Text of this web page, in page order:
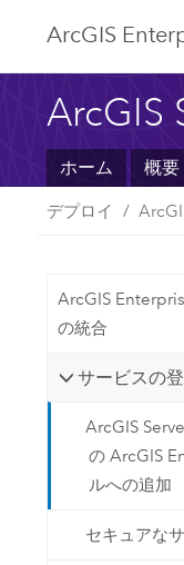
ArcGIS
ArcGIS
ホーム 概要
デプロイ
ArcGIS
の統合
サービスの
ArcGIS
の ArcGIS
ルへの追加
セキュアな